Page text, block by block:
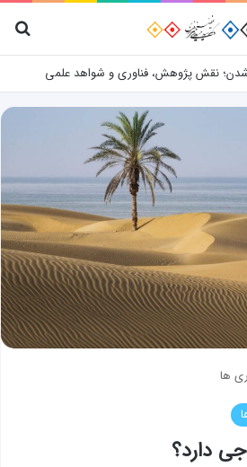
نقش پژوهش، فناوری و شواهد علمی
ها
دارد؟